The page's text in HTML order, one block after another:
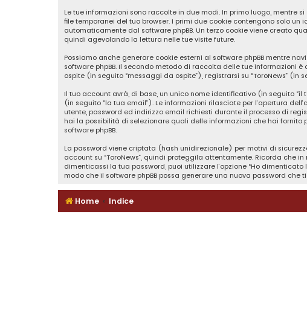
Le tue informazioni sono raccolte in due modi. In primo luogo, mentre
file temporanei del tuo browser. I primi due cookie contengono solo
automaticamente dal software phpBB. Un terzo cookie viene creato
quindi agevolando la lettura nelle tue visite future.
Possiamo anche generare cookie esterni al software phpBB mentre
software phpBB. Il secondo metodo di raccolta delle tue informazioni
ospite (in seguito “messaggi da ospite”), registrarsi su “ToroNews”
Il tuo account avrà, di base, un unico nome identificativo (in seguito
(in seguito “la tua email”). Le informazioni rilasciate per l’apertura
utente, password ed indirizzo email richiesti durante il processo di
hai la possibilità di selezionare quali delle informazioni che hai
software phpBB.
La password viene criptata (hash unidirezionale) per motivi di
account su “ToroNews”, quindi proteggila attentamente. Ricorda che
dimenticassi la tua password, puoi utilizzare l’opzione “Ho
modo che il software phpBB possa generare una nuova password
Home Indice